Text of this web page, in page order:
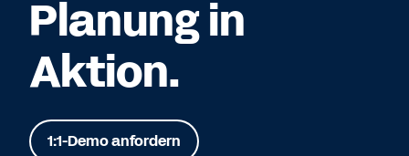
Planung in
Aktion.
1:1-Demo anfordern